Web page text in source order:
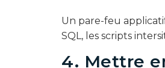
Un pare-feu
SQL, les scripts
4. Mettre